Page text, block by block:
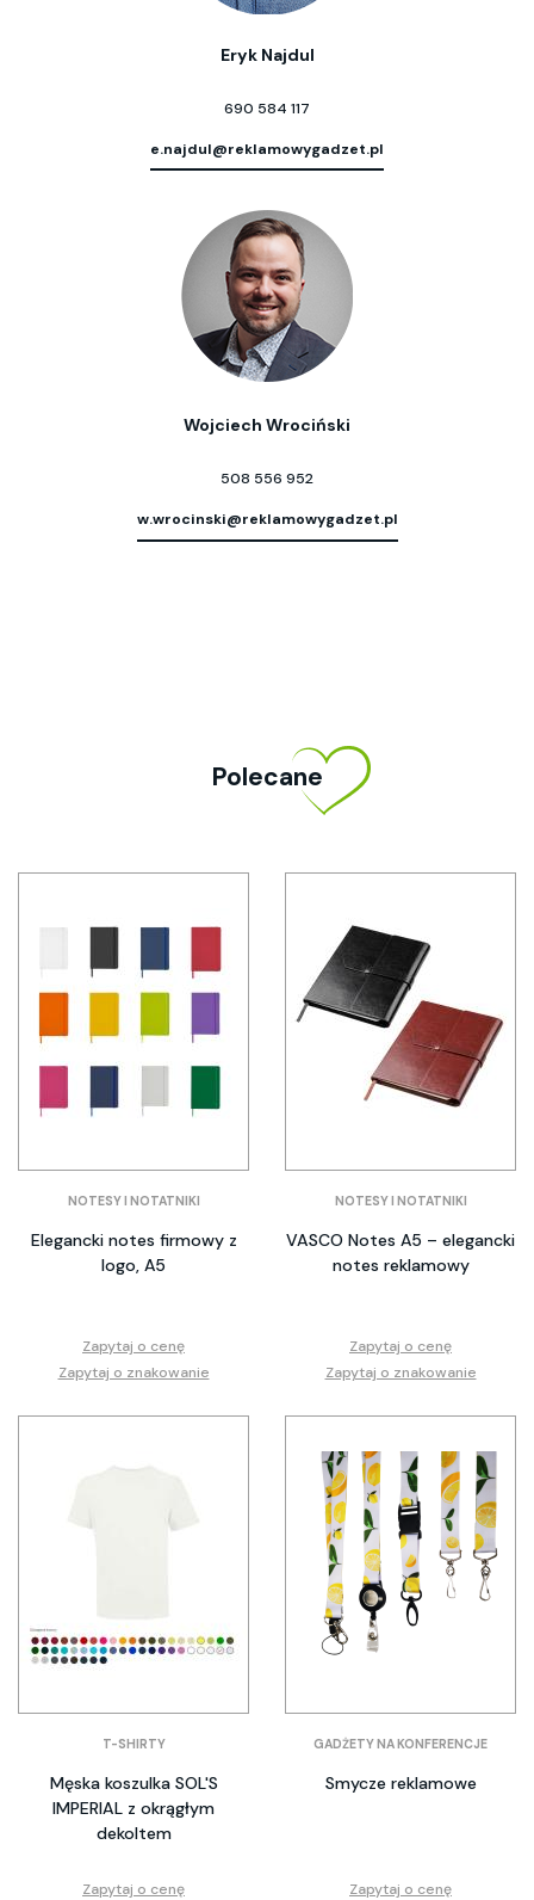
Eryk Najdul
690 584 117
e.najdul@reklamowygadzet.pl
Wojciech Wrociński
508 556 952
w.wrocinski@reklamowygadzet.pl
Polecane
NOTESY I NOTATNIKI
Elegancki notes firmowy z
logo, A5
Zapytaj o cenę
Zapytaj o znakowanie
NOTESY I NOTATNIKI
VASCO Notes A5 – elegancki
notes reklamowy
Zapytaj o cenę
Zapytaj o znakowanie
T-SHIRTY
Męska koszulka SOL'S
IMPERIAL z okrągłym
dekoltem
Zapytaj o cenę
GADŻETY NA KONFERENCJE
Smycze reklamowe
Zapytaj o cenę